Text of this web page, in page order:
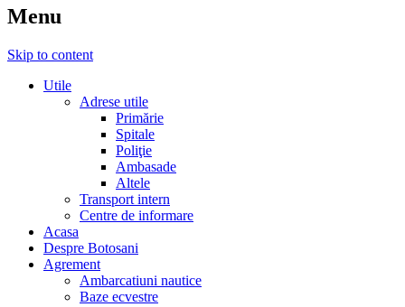
Menu
Skip to content
Utile
Adrese utile
Primărie
Spitale
Poliţie
Ambasade
Altele
Transport intern
Centre de informare
Acasa
Despre Botosani
Agrement
Ambarcatiuni nautice
Baze ecvestre